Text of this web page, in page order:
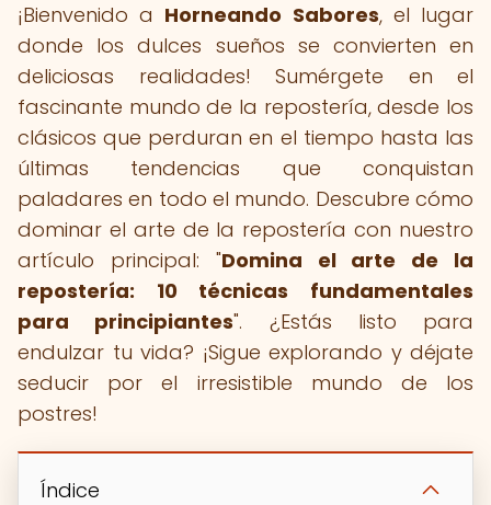
¡Bienvenido a Horneando Sabores, el lugar
donde los dulces sueños se convierten en
deliciosas realidades! Sumérgete en el
fascinante mundo de la repostería, desde los
clásicos que perduran en el tiempo hasta las
últimas tendencias que conquistan
paladares en todo el mundo. Descubre cómo
dominar el arte de la repostería con nuestro
artículo principal: "Domina el arte de la
repostería: 10 técnicas fundamentales
para principiantes". ¿Estás listo para
endulzar tu vida? ¡Sigue explorando y déjate
seducir por el irresistible mundo de los
postres!
Índice